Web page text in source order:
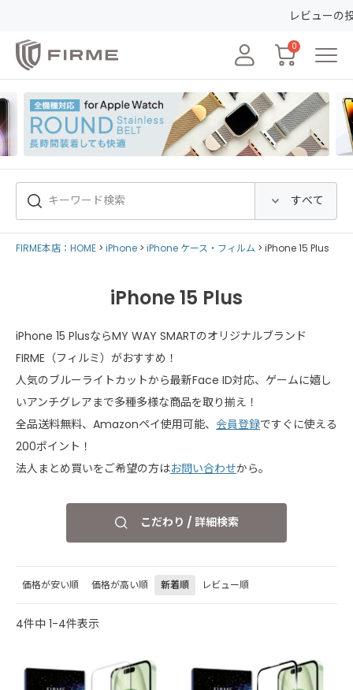
レビューの投稿で
0
FIRME本店：HOME iPhone iPhone ケース・フィルム iPhone 15 Plus
iPhone 15 Plus
iPhone 15 PlusならMY WAY SMARTのオリジナルブランド
FIRME（フィルミ）がおすすめ！
人気のブルーライトカットから最新Face ID対応、ゲームに嬉し
いアンチグレアまで多種多様な商品を取り揃え！
全品送料無料、Amazonペイ使用可能、 会員登録ですぐに使える
200ポイント！
法人まとめ買いをご希望の方はお問い合わせから。
こだわり / 詳細検索
価格が安い順 価格が高い順 新着順 レビュー順
4件中 1-4件表示